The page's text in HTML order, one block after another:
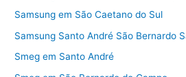
Samsung em São Caetano do Sul
Samsung Santo André São Bernardo
Smeg em Santo André